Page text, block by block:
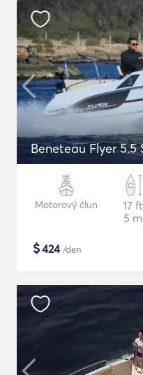
Beneteau Flyer 5.5
Motorový člun
17 ft
5 m
$424/den